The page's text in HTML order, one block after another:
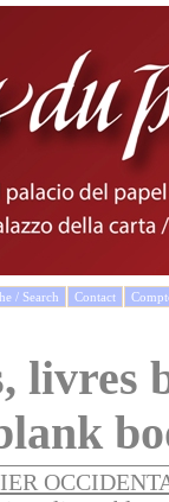
/ Search Contact
livres